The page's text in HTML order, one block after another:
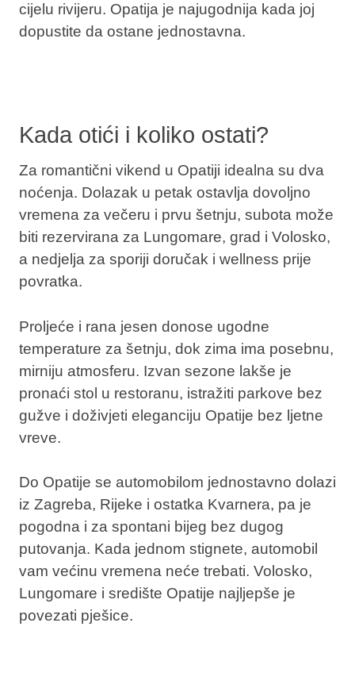
cijelu rivijeru. Opatija je najugodnija kada joj
dopustite da ostane jednostavna.
Kada otići i koliko ostati?
Za romantični vikend u Opatiji idealna su dva
noćenja. Dolazak u petak ostavlja dovoljno
vremena za večeru i prvu šetnju, subota može
biti rezervirana za Lungomare, grad i Volosko,
a nedjelja za sporiji doručak i wellness prije
povratka.
Proljeće i rana jesen donose ugodne
temperature za šetnju, dok zima ima posebnu,
mirniju atmosferu. Izvan sezone lakše je
pronaći stol u restoranu, istražiti parkove bez
gužve i doživjeti eleganciju Opatije bez ljetne
vreve.
Do Opatije se automobilom jednostavno dolazi
iz Zagreba, Rijeke i ostatka Kvarnera, pa je
pogodna i za spontani bijeg bez dugog
putovanja. Kada jednom stignete, automobil
vam većinu vremena neće trebati. Volosko,
Lungomare i središte Opatije najljepše je
povezati pješice.